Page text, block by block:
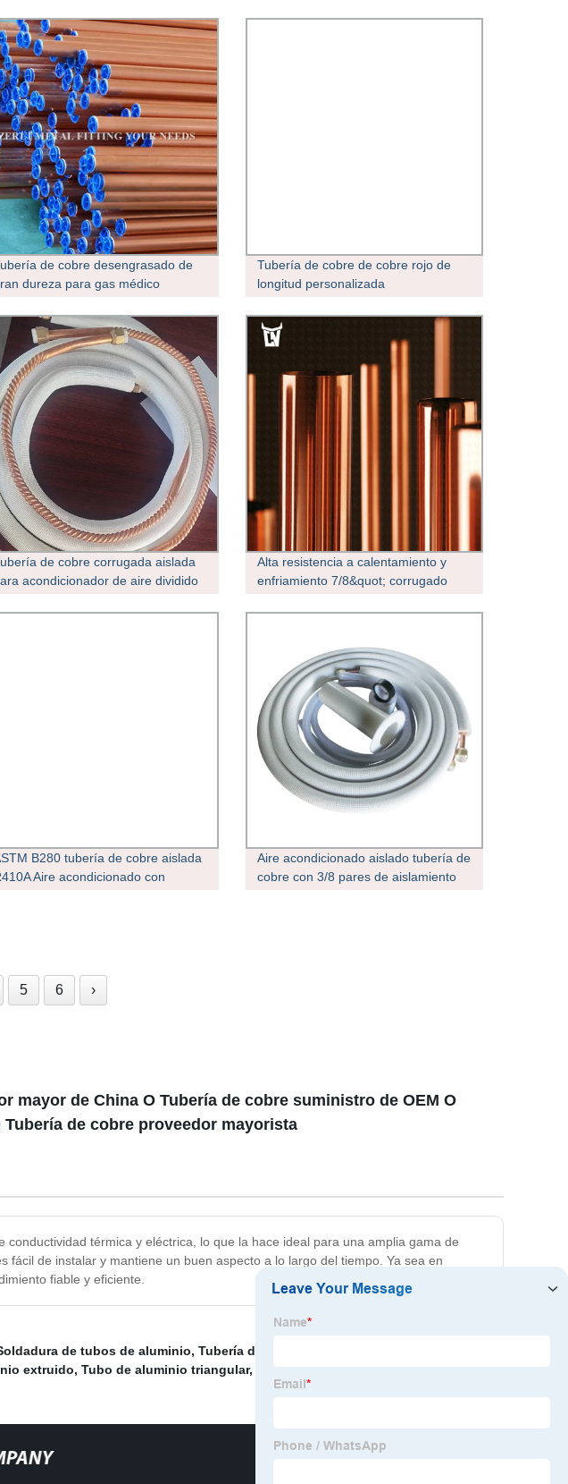
de cobre desengrasado de
dureza para gas médico
Tubería de cobre de cobre rojo de
longitud personalizada
de cobre corrugada aislada
acondicionador de aire dividido
Alta resistencia a calentamiento y
enfriamiento 7/8&quot; corrugado
vapor
B280 tubería de cobre aislada
Aire acondicionado con
Aire acondicionado aislado tubería de
cobre con 3/8 pares de aislamiento
5 6 ›
mayor de China O Tubería de cobre suministro de OEM O
de cobre proveedor mayorista
térmica y eléctrica, lo que la hace ideal para una amplia gama de
de instalar y mantiene un buen aspecto a lo largo del tiempo. Ya sea en
fiable y eficiente.
de tubos de aluminio, Tubería de aluminio métrica
extruido, Tubo de aluminio triangular,